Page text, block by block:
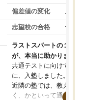
偏差値の変化 上が
志望校の合格 合格
ラストスパートの１か月
が、本当に助かりました
共通テストに向けての追
に、入塾しました。田舎
近隣の塾では、教えても
く、かといって通うには